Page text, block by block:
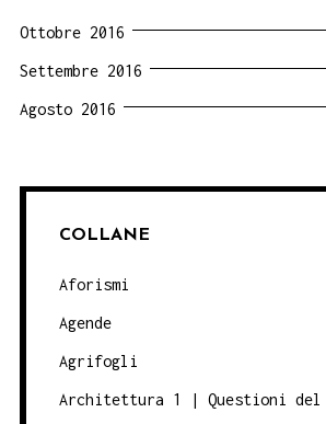
Ottobre 2016
Settembre 2016
Agosto 2016
COLLANE
Aforismi
Agende
Agrifogli
Architettura 1 | Questioni del